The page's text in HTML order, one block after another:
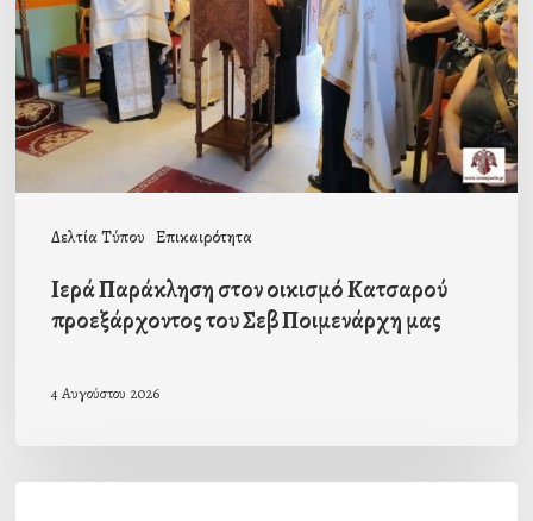
Δελτία Τύπου Επικαιρότητα
Κατσαρού
προεξάρχοντος
του
Σεβ
Ιερά Παράκληση στον οικισμό Κατσαρού
προεξάρχοντος του Σεβ Ποιμενάρχη μας
4 Αυγούστου 2026